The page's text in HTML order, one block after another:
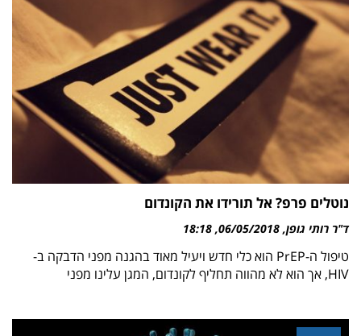
נוטלים פרפ? אל תורידו את הקונדום
ד"ר רותי גופן 06/05/2018
18:18
טיפול ה-PrEP הוא כלי חדש ויעיל מאוד בהגנה מפני הדבקה ב-
HIV, אך הוא לא מהווה תחליף לקונדום, המגן עלינו מפני